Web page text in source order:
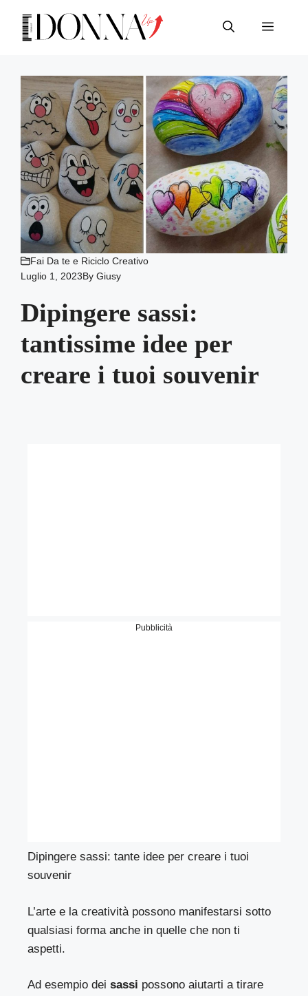
contenuto
Menu
Fai Da te e Riciclo Creativo
Luglio 1, 2023ByGiusy
Dipingere sassi:
tantissime idee per
creare i tuoi souvenir
Pubblicità
Dipingere sassi: tante idee per creare i tuoi
souvenir
L’arte e la creatività possono manifestarsi sotto
qualsiasi forma anche in quelle che non ti
aspetti.
Ad esempio dei sassi possono aiutarti a tirare